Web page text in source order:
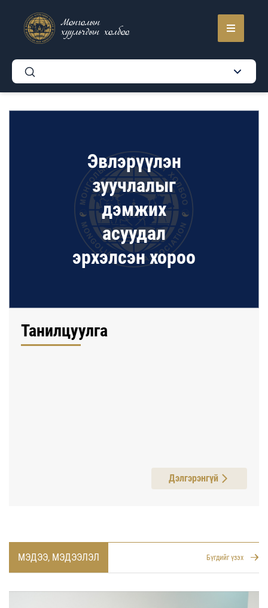
Монголын
хуульчдын холбоо
Эвлэрүүлэн
зуучлалыг
дэмжих
асуудал
эрхэлсэн хороо
Танилцуулга
Дэлгэрэнгүй
МЭДЭЭ, МЭДЭЭЛЭЛ Бүгдийг үзэх